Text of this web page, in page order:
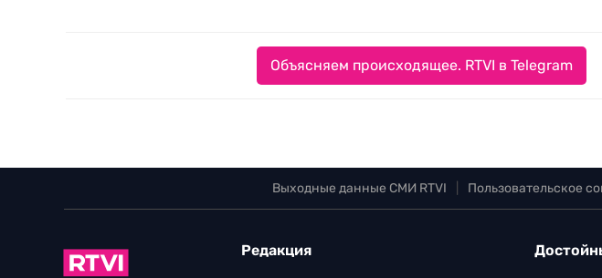
Объясняем происходящее. RTVI в Telegram
Выходные данные СМИ RTVI Пользовательское
Редакция